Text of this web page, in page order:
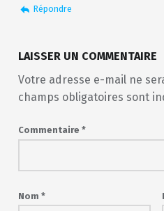
Répondre
LAISSER UN COMMENTAIRE
Votre adresse e-mail ne
champs obligatoires sont
Commentaire *
Nom *